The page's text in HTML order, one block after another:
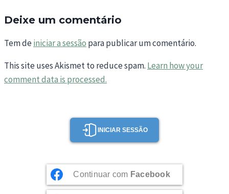
Deixe um comentário
Tem deiniciar a sessão para publicar um comentário.
This site uses Akismet to reduce spam. Learn how your
comment data is processed.
INICIAR SESSÃO
Continuar com Facebook